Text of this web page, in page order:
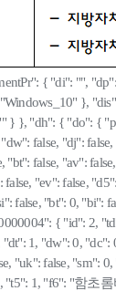
{ "di": "",
},
} }, "dh": { "do": {
false, "dj":
"bt": false, "av":
false, "ev": false,
false, "bt": 0,
{ "id": 2,
"dt": 1, "dw": 0,
"uk": false,
1, "f6": "함초롬